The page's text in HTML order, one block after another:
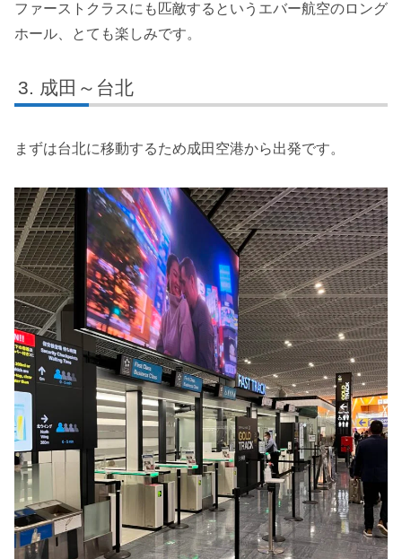
ファーストクラスにも匹敵するというエバー航空のロング
ホール、とても楽しみです。
成田～台北
まずは台北に移動するため成田空港から出発です。